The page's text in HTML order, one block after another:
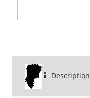
Description